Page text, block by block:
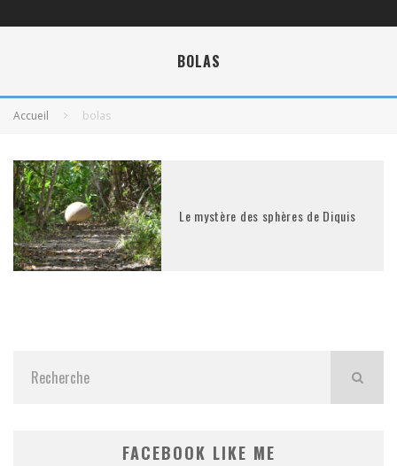
BOLAS
Accueil bolas
Le mystère des sphères de Diquis
FACEBOOK LIKE ME